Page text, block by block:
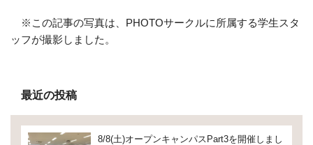
※この記事の写真は、PHOTOサークルに所属する学生スタ
ッフが撮影しました。
最近の投稿
8/8(土)オープンキャンパスPart3を開催しまし